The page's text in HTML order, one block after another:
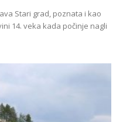
Stari grad, poznata i kao
14. veka kada počinje nagli